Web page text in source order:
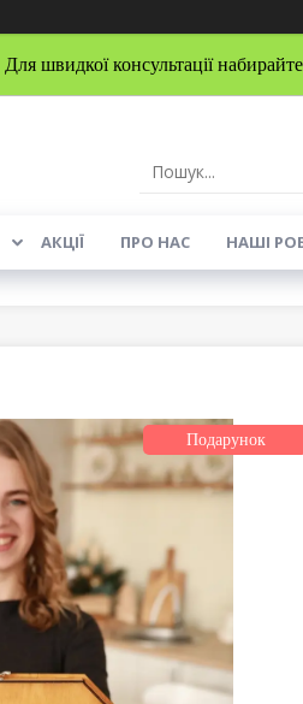
Для швидкої консультації
АКЦІЇ ПРО НАС НАШІ
Подарунок